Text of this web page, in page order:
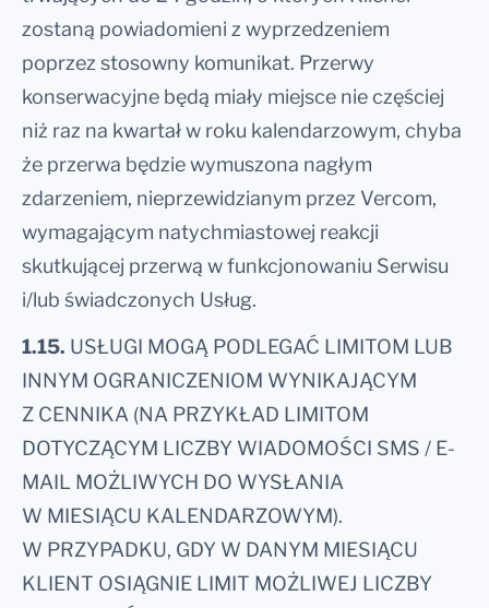
zostaną powiadomieni z wyprzedzeniem
poprzez stosowny komunikat. Przerwy
konserwacyjne będą miały miejsce nie częściej
niż raz na kwartał w roku kalendarzowym, chyba
że przerwa będzie wymuszona nagłym
zdarzeniem, nieprzewidzianym przez Vercom,
wymagającym natychmiastowej reakcji
skutkującej przerwą w funkcjonowaniu Serwisu
i/lub świadczonych Usług.
1.15. USŁUGI MOGĄ PODLEGAĆ LIMITOM LUB
INNYM OGRANICZENIOM WYNIKAJĄCYM
Z CENNIKA (NA PRZYKŁAD LIMITOM
DOTYCZĄCYM LICZBY WIADOMOŚCI SMS / E-
MAIL MOŻLIWYCH DO WYSŁANIA
W MIESIĄCU KALENDARZOWYM).
W PRZYPADKU, GDY W DANYM MIESIĄCU
KLIENT OSIĄGNIE LIMIT MOŻLIWEJ LICZBY